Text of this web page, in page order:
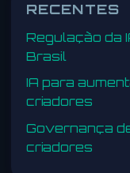
RECENTES
Regulação da
Brasil
IA para
criadores
Governança
criadores